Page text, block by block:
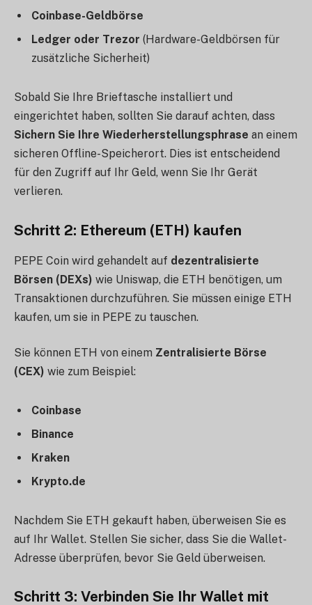
Coinbase-Geldbörse
Ledger oder Trezor (Hardware-Geldbörsen für
zusätzliche Sicherheit)
Sobald Sie Ihre Brieftasche installiert und
eingerichtet haben, sollten Sie darauf achten, dass
Sichern Sie Ihre Wiederherstellungsphrase an einem
sicheren Offline-Speicherort. Dies ist entscheidend
für den Zugriff auf Ihr Geld, wenn Sie Ihr Gerät
verlieren.
Schritt 2: Ethereum (ETH) kaufen
PEPE Coin wird gehandelt auf dezentralisierte
Börsen (DEXs) wie Uniswap, die ETH benötigen, um
Transaktionen durchzuführen. Sie müssen einige ETH
kaufen, um sie in PEPE zu tauschen.
Sie können ETH von einem Zentralisierte Börse
(CEX) wie zum Beispiel:
Coinbase
Binance
Kraken
Krypto.de
Nachdem Sie ETH gekauft haben, überweisen Sie es
auf Ihr Wallet. Stellen Sie sicher, dass Sie die Wallet-
Adresse überprüfen, bevor Sie Geld überweisen.
Schritt 3: Verbinden Sie Ihr Wallet mit